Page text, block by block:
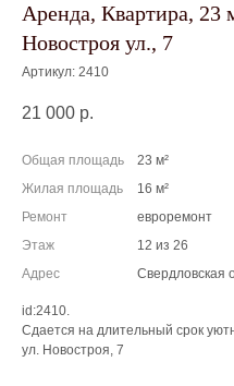
Аренда, Квартира, 23
Новостроя ул., 7
Артикул: 2410
21 000 р.
Общая площадь
23 м²
Жилая площадь
16 м²
Ремонт
евроремонт
Этаж
12 из 26
Адрес
Свердловская
id:2410.
Сдается на длительный срок
ул. Новостроя, 7